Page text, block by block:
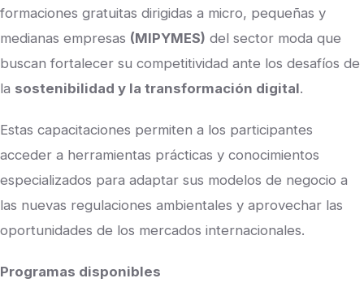
formaciones gratuitas dirigidas a micro, pequeñas y
medianas empresas (MIPYMES) del sector moda que
buscan fortalecer su competitividad ante los desafíos de
la sostenibilidad y la transformación digital.
Estas capacitaciones permiten a los participantes
acceder a herramientas prácticas y conocimientos
especializados para adaptar sus modelos de negocio a
las nuevas regulaciones ambientales y aprovechar las
oportunidades de los mercados internacionales.
Programas disponibles